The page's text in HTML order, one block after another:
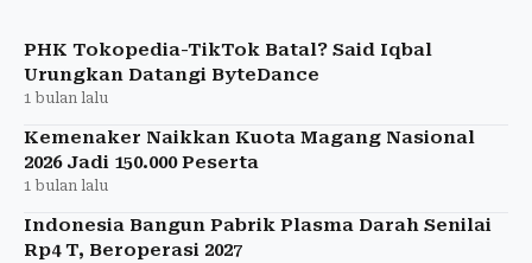
semester II/2026.
PHK Tokopedia-TikTok Batal? Said Iqbal
Urungkan Datangi ByteDance
1 bulan lalu
Kemenaker Naikkan Kuota Magang Nasional
2026 Jadi 150.000 Peserta
1 bulan lalu
Indonesia Bangun Pabrik Plasma Darah Senilai
Rp4 T, Beroperasi 2027